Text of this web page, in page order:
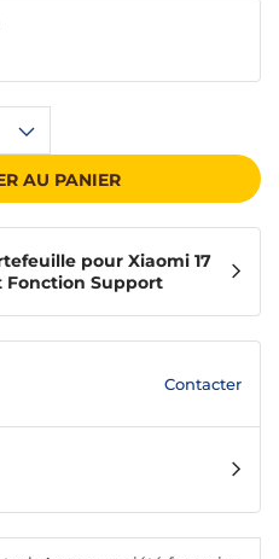
AU PANIER
pour Xiaomi 17
Fonction Support
Contacter